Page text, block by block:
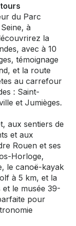
du Parc
à
la
avec à 10
témoignage
et la route
au carrefour
: Saint-
et Jumièges.
aux sentiers de
et aux
Rouen et ses
Horloge,
le canoë-kayak
à 5 km, et la
et le musée 39-
pour